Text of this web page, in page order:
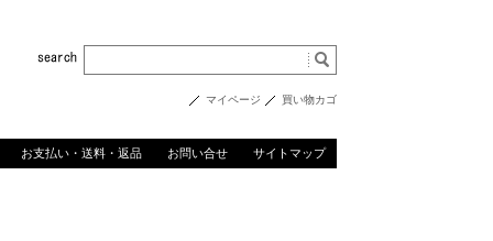
マイページ 買い物カゴ
お支払い・送料・返品 お問い合せ サイトマップ